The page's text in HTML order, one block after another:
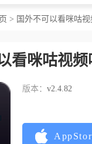
> 国外不可以看咪咕视
看咪咕视频
版本： v2.4.82